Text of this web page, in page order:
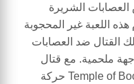
الشريرة
اللعبة غير المحجوبة
القتال ضد العصابات
ملحمية. مع قتال
ديناميكي وترقيات للأسلحة، تقدم Temple of Boom حركة